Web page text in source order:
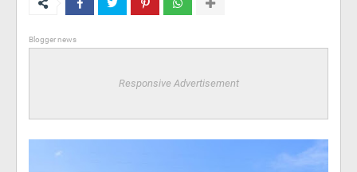
Blogger news
Responsive Advertisement